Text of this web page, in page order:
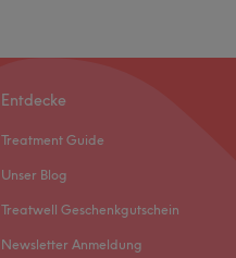
Entdecke
Treatment Guide
Unser Blog
Treatwell Geschenkgutschein
Newsletter Anmeldung